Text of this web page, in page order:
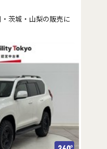
茨城・山梨の販売に